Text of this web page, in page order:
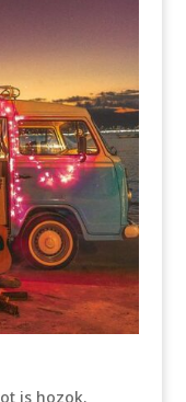
is hozok.